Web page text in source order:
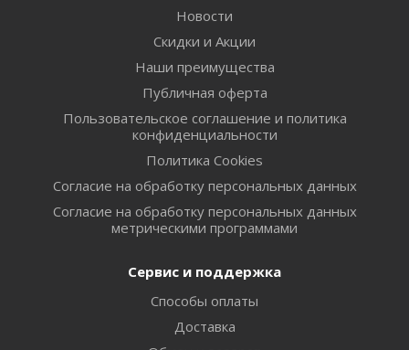
Новости
Скидки и Акции
Наши преимущества
Публичная оферта
Пользовательское соглашение и политика
конфиденциальности
Политика Cookies
Согласие на обработку персональных данных
Согласие на обработку персональных данных
метрическими программами
Сервис и поддержка
Способы оплаты
Доставка